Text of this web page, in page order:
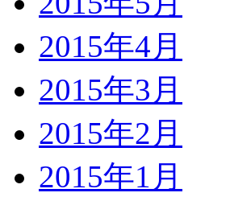
2015年4月
2015年3月
2015年2月
2015年1月